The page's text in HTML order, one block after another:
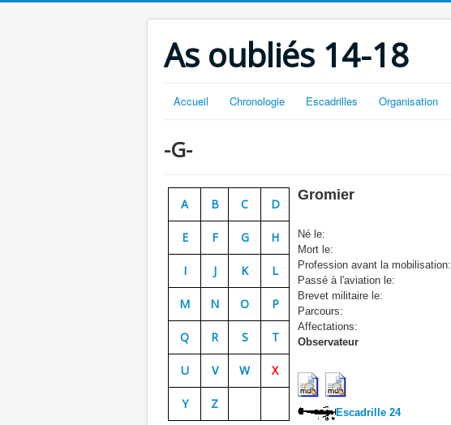
As oubliés 14-18
Accueil Chronologie Escadrilles Organisation
-G-
A B C D
E F G H
I J K L
M N O P
Q R S T
U V W X
Y Z
Gromier
Né le:
Mort le:
Profession avant la mobilisation:
Passé à l'aviation le:
Brevet militaire le:
Parcours:
Affectations:
Observateur
Escadrille 24